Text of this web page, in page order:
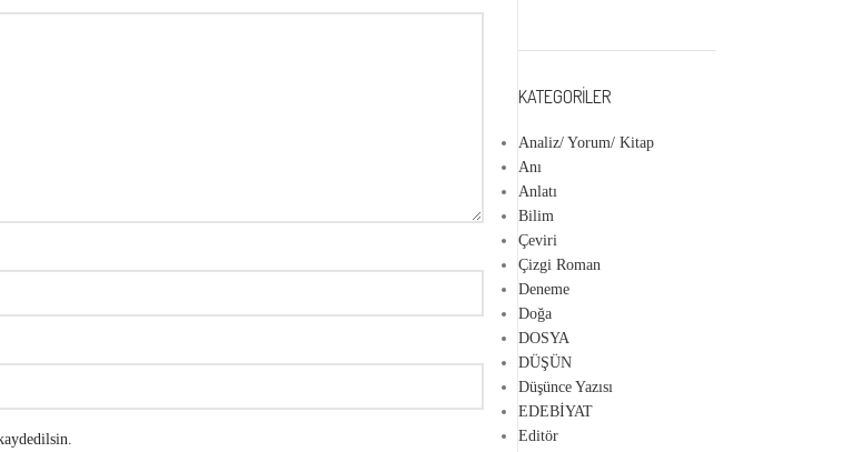
KATEGORILER
Analiz/ Yorum/ Kitap
Anı
Anlatı
Bilim
Çeviri
Çizgi Roman
Deneme
Doğa
DOSYA
DÜŞÜN
Düşünce Yazısı
EDEBİYAT
Editör